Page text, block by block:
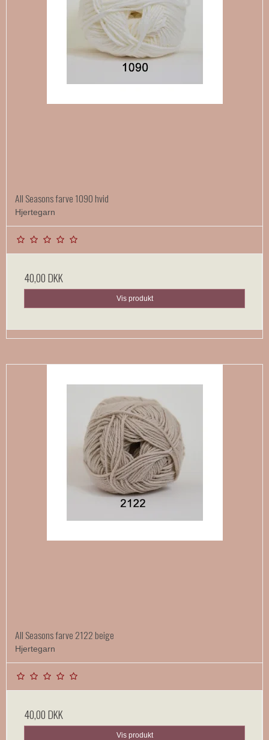
All Seasons farve 1090 hvid
Hjertegarn
40,00 DKK
Vis produkt
All Seasons farve 2122 beige
Hjertegarn
40,00 DKK
Vis produkt